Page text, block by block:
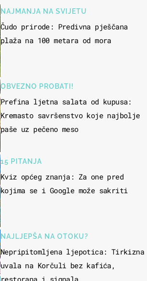
NAJMANJA NA SVIJETU
Čudo prirode: Predivna pješčana
plaža na 100 metara od mora
OBVEZNO PROBATI!
Prefina ljetna salata od kupusa:
Kremasto savršenstvo koje najbolje
paše uz pečeno meso
15 PITANJA
Kviz općeg znanja: Za one pred
kojima se i Google može sakriti
NAJLJEPŠA NA OTOKU?
Nepripitomljena ljepotica: Tirkizna
uvala na Korčuli bez kafića,